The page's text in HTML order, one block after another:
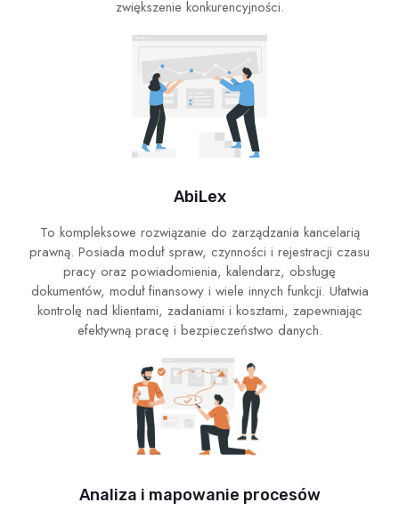
zwiększenie konkurencyjności.
AbiLex
To kompleksowe rozwiązanie do zarządzania kancelarią
prawną. Posiada moduł spraw, czynności i rejestracji czasu
pracy oraz powiadomienia, kalendarz, obsługę
dokumentów, moduł finansowy i wiele innych funkcji. Ułatwia
kontrolę nad klientami, zadaniami i kosztami, zapewniając
efektywną pracę i bezpieczeństwo danych.
Analiza i mapowanie procesów